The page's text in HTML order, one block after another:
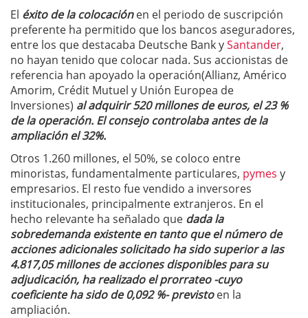
El éxito de la colocaciónen el periodo de suscripción
preferente ha permitido que los bancos aseguradores,
entre los que destacaba Deutsche Bank ySantander,
no hayan tenido que colocar nada. Sus accionistas de
referencia han apoyado la operación(Allianz, Américo
Amorim, Crédit Mutuel y Unión Europea de
Inversiones) al adquirir 520 millones de euros, el 23 %
de la operación. El consejo controlaba antes de la
ampliación el 32%.
Otros 1.260 millones, el 50%, se coloco entre
minoristas, fundamentalmente particulares, pymes y
empresarios. El resto fue vendido a inversores
institucionales, principalmente extranjeros. En el
hecho relevante ha señalado que dada la
sobredemanda existente en tanto que el número de
acciones adicionales solicitado ha sido superior a las
4.817,05 millones de acciones disponibles para su
adjudicación, ha realizado el prorrateo -cuyo
coeficiente ha sido de 0,092 %- previstoen la
ampliación.